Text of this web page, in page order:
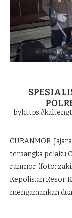
byhttps://
CURANMOR-
tersangka pelaku
ranmor. (foto:
Kepolisian Resor
mengamankan